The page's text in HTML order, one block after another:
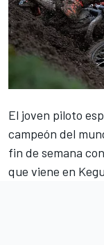
El joven piloto
campeón del
fin de semana
que viene en